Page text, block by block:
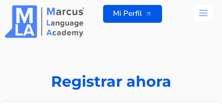
contenido
Mi Perfil
Registrar ahora